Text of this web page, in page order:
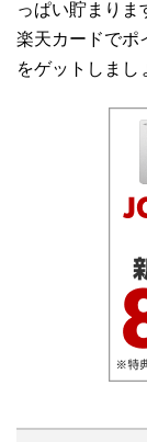
っぱい貯まりま
楽天カードでポ
をゲットしまし